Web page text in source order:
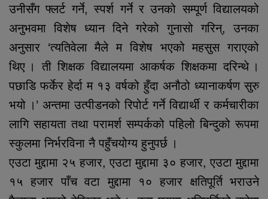
उनीसँग फ्लर्ट गर्ने, स्पर्श गर्ने र उनको सम्पूर्ण विद्यालयको
अनुभवमा विशेष ध्यान दिने गरेको गुनासो गरिन्, उनका
अनुसार ‘त्यतिवेला मैले म विशेष भएको महसुस गराएको
थिए । ती शिक्षक विद्यालयमा आकर्षक शिक्षकमा दरिन्थे ।
पछाडि फर्केर हेर्दा म १३ वर्षको हुँदा अनौठो ध्यानाकर्षण सुरु
भयो ।’ अन्तमा उत्पीडनको रिपोर्ट गर्ने विद्यार्थी र कर्मचारीका
लागि सहायता तथा परामर्श सम्पर्कको पहिलो बिन्दुको रूपमा
स्कुलमा निर्भरविना नै पहुँचयोग्य हुनुपर्छ ।
एउटा मुद्दामा २५ हजार, एउटा मुद्दामा ३० हजार, एउटा मुद्दामा
१५ हजार पाँच वटा मुद्दामा १० हजार क्षतिपूर्ति भराउने